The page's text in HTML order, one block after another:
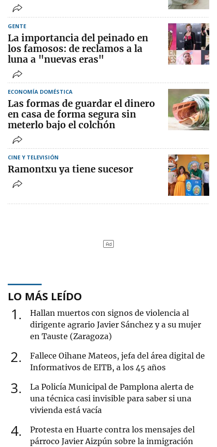
GENTE
La importancia del peinado en
los famosos: de reclamos a la
luna a "nuevas eras"
ECONOMÍA DOMÉSTICA
Las formas de guardar el dinero
en casa de forma segura sin
meterlo bajo el colchón
CINE Y TELEVISIÓN
Ramontxu ya tiene sucesor
LO MÁS LEÍDO
1
Hallan muertos con signos de violencia al
dirigente agrario Javier Sánchez y a su mujer
en Tauste (Zaragoza)
2
Fallece Oihane Mateos, jefa del área digital de
Informativos de EITB, a los 45 años
3
La Policía Municipal de Pamplona alerta de
una técnica casi invisible para saber si una
vivienda está vacía
4
Protesta en Huarte contra los mensajes del
párroco Javier Aizpún sobre la inmigración